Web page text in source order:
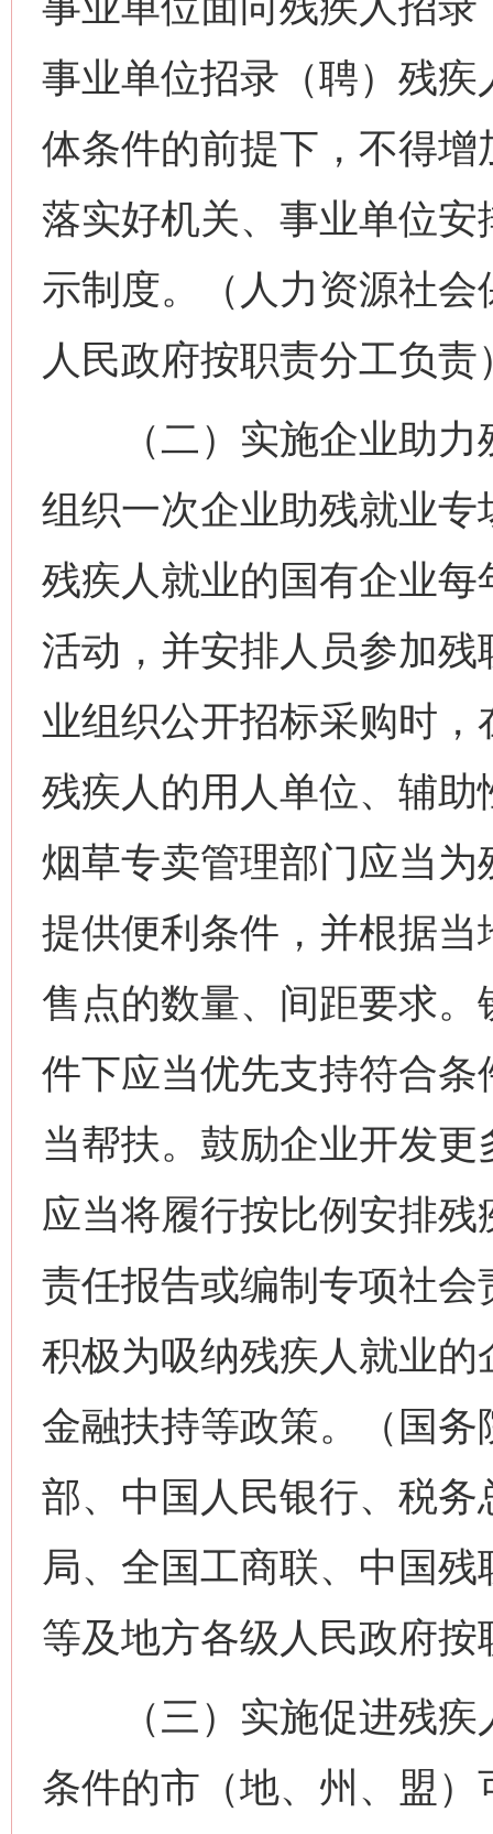
事业单位招录（聘）残
体条件的前提下，不得
落实好机关、事业单位
示制度。（人力资源社
人民政府按职责分工负责
（二）实施企业助力
组织一次企业助残就业
残疾人就业的国有企业
活动，并安排人员参加
业组织公开招标采购时
残疾人的用人单位、辅
烟草专卖管理部门应当
提供便利条件，并根据
售点的数量、间距要求
件下应当优先支持符合
当帮扶。鼓励企业开发
应当将履行按比例安排
责任报告或编制专项社
积极为吸纳残疾人就业
金融扶持等政策。（国
部、中国人民银行、税
局、全国工商联、中国
等及地方各级人民政府按
（三）实施促进残疾
条件的市（地、州、盟